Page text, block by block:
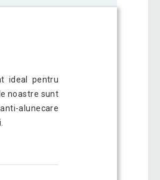
ideal pentru
noastre sunt
alunecare